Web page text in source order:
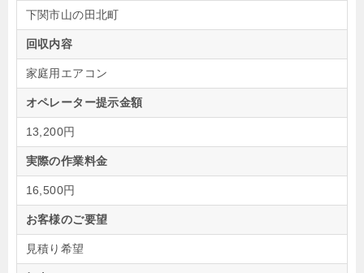
下関市山の田北町
回収内容
家庭用エアコン
オペレーター提示金額
13,200円
実際の作業料金
16,500円
お客様のご要望
見積り希望